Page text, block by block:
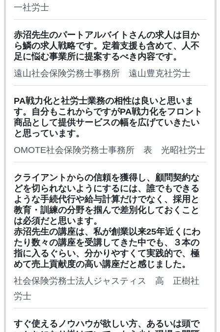
一社労士
赤沼先生のパートアルバイトさんの求人は目か
ら鱗の求人戦略です。定着支援も含めて、人不
足に悩む事業所に提案するべき内容です。
遠山社会保険労務士事務所 遠山豊克社労士
PA戦力化と社労士業務の相性は良いと思いま
す。自分もこれからですがPA戦力化をフロント
商品として提供サービスの幅を広げていきたい
と思っています。
OMOTE社会保険労務士事務所 表 光昭社労士
クライアントからの信頼を獲得し、顧問契約な
どを切られないようにするには、誰でもできる
ような手続代行や給与計算だけでなく、採用と
教育・訓練の分野を掴んで差別化しておくこと
は必須だと思います。
赤沼先生の講座は、私が創業以来25年近くにわ
たり数々の講座を受講してきた中でも、３本の
指に入るぐらい、分かりやすくて実践的で、極
めて売上貢献度の高い講座だと感じました。
社会保険労務士法人ジャスティス 高 正樹社
労士
すぐ使えるノウハウが欲しい方、あるいは頭で